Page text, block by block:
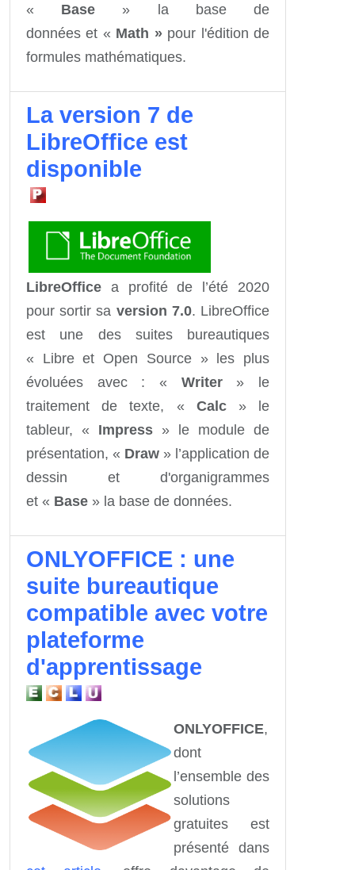
« Base » la base de
données et « Math »pour l'édition de
formules mathématiques.
La version 7 de
LibreOffice est
disponible
LibreOffice a profité de l’été 2020
pour sortir sa version 7.0. LibreOffice
est une des suites bureautiques
« Libre et Open Source » les plus
évoluées avec : « Writer » le
traitement de texte, « Calc » le
tableur, « Impress » le module de
présentation, « Draw » l’application de
dessin et d'organigrammes
et « Base » la base de données.
ONLYOFFICE : une
suite bureautique
compatible avec votre
plateforme
d'apprentissage
ONLYOFFICE,
dont
l’ensemble des
solutions
gratuites est
présenté dans